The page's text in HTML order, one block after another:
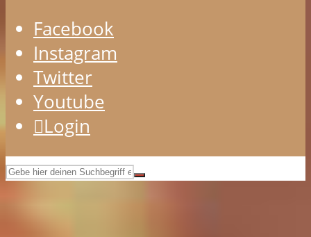
Facebook
Instagram
Twitter
Youtube
Login